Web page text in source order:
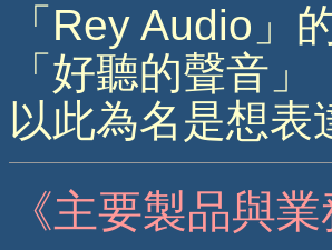
「 Rey Audio 」
「好聽的聲音
以此為名是想表
《主要製品與業